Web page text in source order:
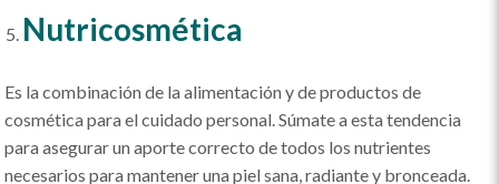
Nutricosmética
Es la combinación de la alimentación y de productos de
cosmética para el cuidado personal. Súmate a esta tendencia
para asegurar un aporte correcto de todos los nutrientes
necesarios para mantener una piel sana, radiante y bronceada.